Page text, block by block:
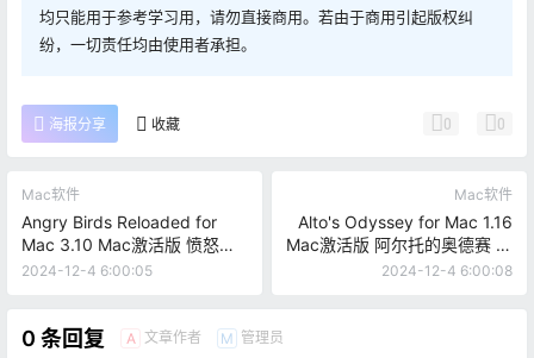
均只能用于参考学习用，请勿直接商用。若由于商用引起版权纠
纷，一切责任均由使用者承担。
海报分享 收藏 0 0
Mac软件
Angry Birds Reloaded for
Mac 3.10 Mac激活版 愤怒的
小鸟重制版
2024-12-4 6:00:05
Mac软件
Alto's Odyssey for Mac 1.16
Mac激活版 阿尔托的奥德赛 探
索无尽的沙漠
2024-12-4 6:00:08
0 条回复 A 文章作者 M 管理员